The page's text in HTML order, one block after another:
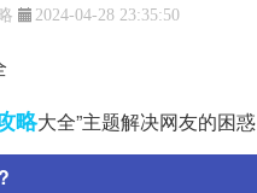
2024-04-28 23:35:50
略大全”主题解决网友的困惑